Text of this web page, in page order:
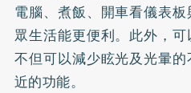
電腦、煮飯、開車看儀表
眾生活能更便利。此外，
不但可以減少眩光及光暈的
近的功能。